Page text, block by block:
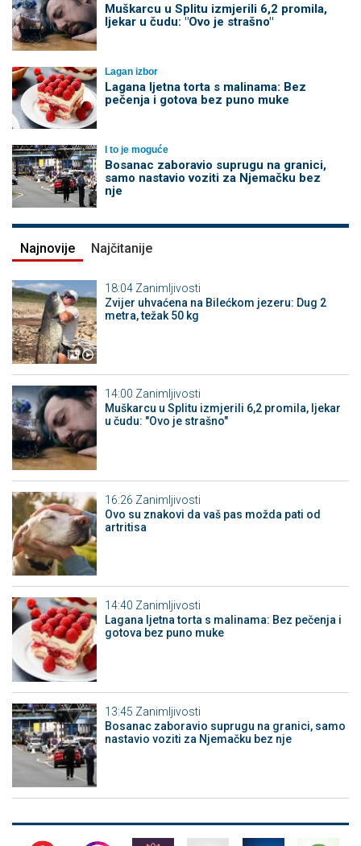
Muškarcu u Splitu izmjerili 6,2 promila,
ljekar u čudu: "Ovo je strašno"
Lagan izbor
Lagana ljetna torta s malinama: Bez
pečenja i gotova bez puno muke
I to je moguće
Bosanac zaboravio suprugu na granici,
samo nastavio voziti za Njemačku bez
nje
Najnovije Najčitanije
18:04 Zanimljivosti
Zvijer uhvaćena na Bilećkom jezeru: Dug 2
metra, težak 50 kg
14:00 Zanimljivosti
Muškarcu u Splitu izmjerili 6,2 promila, ljekar
u čudu: "Ovo je strašno"
16:26 Zanimljivosti
Ovo su znakovi da vaš pas možda pati od
artritisa
14:40 Zanimljivosti
Lagana ljetna torta s malinama: Bez pečenja i
gotova bez puno muke
13:45 Zanimljivosti
Bosanac zaboravio suprugu na granici, samo
nastavio voziti za Njemačku bez nje